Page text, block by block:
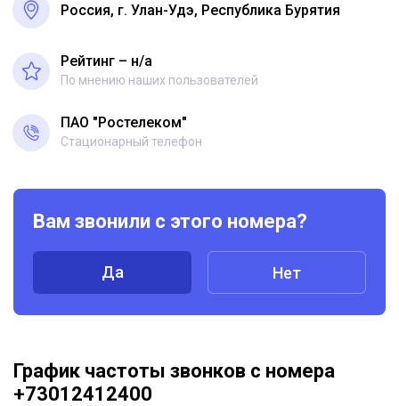
Россия, г. Улан-Удэ, Республика Бурятия
Рейтинг – н/a
По мнению наших пользователей
ПАО "Ростелеком"
Стационарный телефон
Вам звонили с этого номера?
Да Нет
График частоты звонков с номера
+73012412400